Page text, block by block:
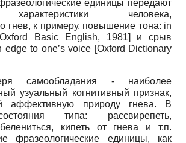
единицы передают
человека,
гнев, к примеру, повышение тона: in
Oxford Basic English, 1981] и срыв
edge to one’s voice [Oxford Dictionary
- наиболее
узуальный когнитивный признак,
аффективную природу гнева. В
типа: рассвирепеть,
кипеть от гнева и т.п.
фразеологические единицы, как